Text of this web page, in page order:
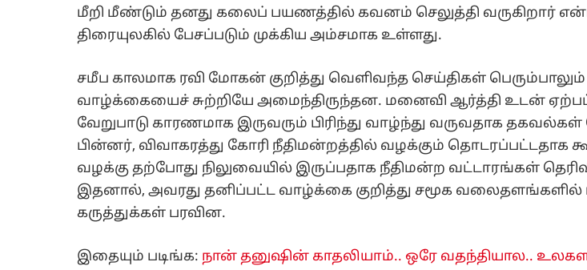
மீறி மீண்டும் தனது கலைப் பயணத்தில் கவனம் செலுத்தி வருகிறார்
திரையுலகில் பேசப்படும் முக்கிய அம்சமாக உள்ளது.
சமீப காலமாக ரவி மோகன் குறித்து வெளிவந்த செய்திகள் பெரும்பாலும்
வாழ்க்கையைச் சுற்றியே அமைந்திருந்தன. மனைவி ஆர்த்தி உடன்
வேறுபாடு காரணமாக இருவரும் பிரிந்து வாழ்ந்து வருவதாக
பின்னர், விவாகரத்து கோரி நீதிமன்றத்தில் வழக்கும் தொடரப்பட்டதாக
வழக்கு தற்போது நிலுவையில் இருப்பதாக நீதிமன்ற வட்டாரங்கள்
இதனால், அவரது தனிப்பட்ட வாழ்க்கை குறித்து சமூக வலைதளங்களில்
கருத்துக்கள் பரவின.
இதையும் படிங்க: நான் தனுஷின் காதலியாம்.. ஒரே வதந்தியால..